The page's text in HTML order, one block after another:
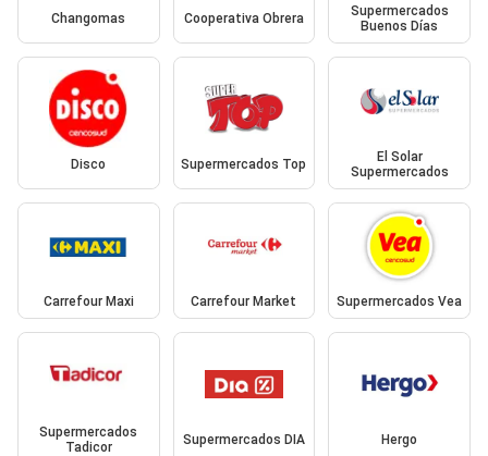
Changomas Cooperativa Obrera
Supermercados
Buenos Días
Disco Supermercados Top
El Solar
Supermercados
Carrefour Maxi Carrefour Market Supermercados Vea
Supermercados
Tadicor
Supermercados DIA Hergo